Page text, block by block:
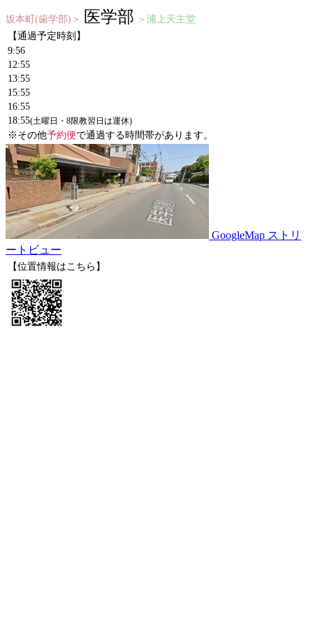
坂本町(歯学部)＞ 医学部 ＞浦上天主堂
【通過予定時刻】
9:56
12:55
13:55
15:55
16:55
18:55(土曜日・8限教習日は運休)
※その他予約便で通過する時間帯があります。
GoogleMap ストリ
ートビュー
【位置情報はこちら】